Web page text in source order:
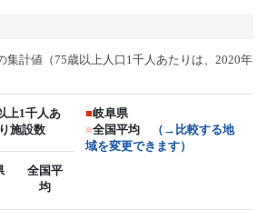
集計値（75歳以上人口1千人あたりは、2020年
上1千人あ
施設数
■岐阜県
■全国平均
（→比較する地
域を変更できます）
全国平
均